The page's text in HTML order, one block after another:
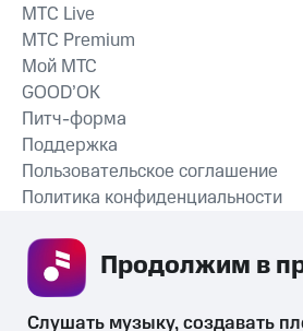
СКАЧАТЬ
MTС Live
MTС Premium
Мой МТС
GOOD’OK
Питч-форма
Поддержка
Пользовательское соглашение
Политика конфиденциальности
Слушать музыку, создавать